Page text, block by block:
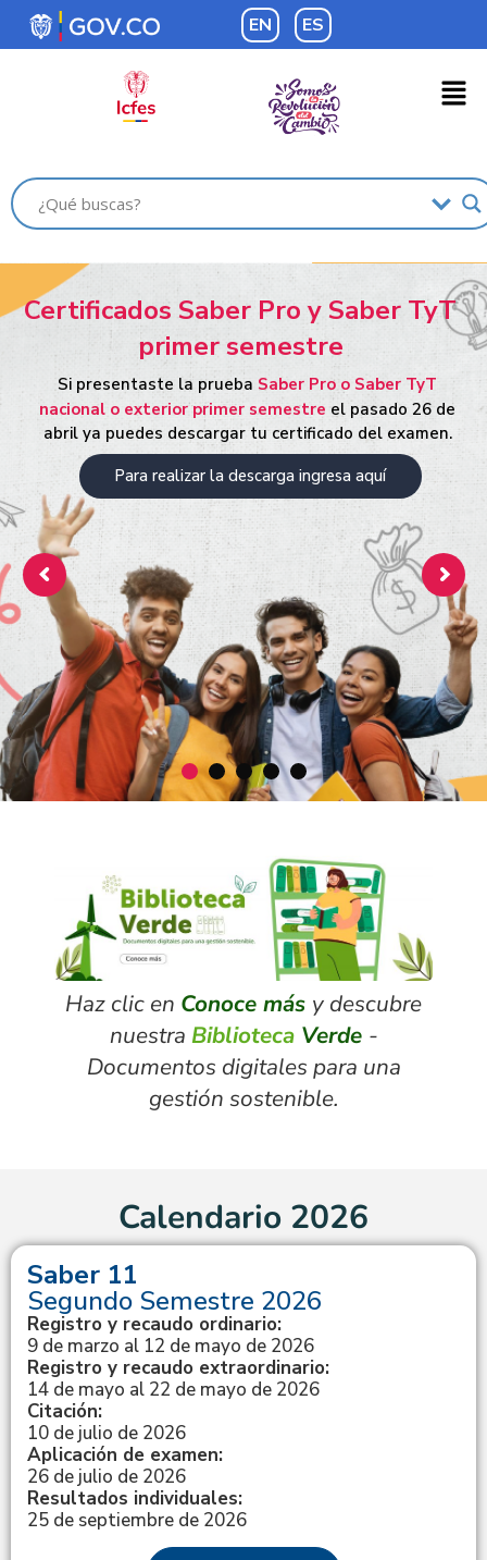
EN ES
Certificados Saber Pro y Saber TyT
primer semestre
Para realizar la descarga ingresa aquí
Si presentaste la prueba Saber Pro o Saber TyT
nacional o exterior primer semestre el pasado 26 de
abril ya puedes descargar tu certificado del examen.
Haz clic en Conoce más y descubre
nuestra Biblioteca Verde -
Documentos digitales para una
gestión sostenible.
Calendario 2026
Saber 11
Segundo Semestre 2026
Registro y recaudo ordinario:
9 de marzo al 12 de mayo de 2026
Registro y recaudo extraordinario:
14 de mayo al 22 de mayo de 2026
Citación:
10 de julio de 2026
Aplicación de examen:
26 de julio de 2026
Resultados individuales:
25 de septiembre de 2026